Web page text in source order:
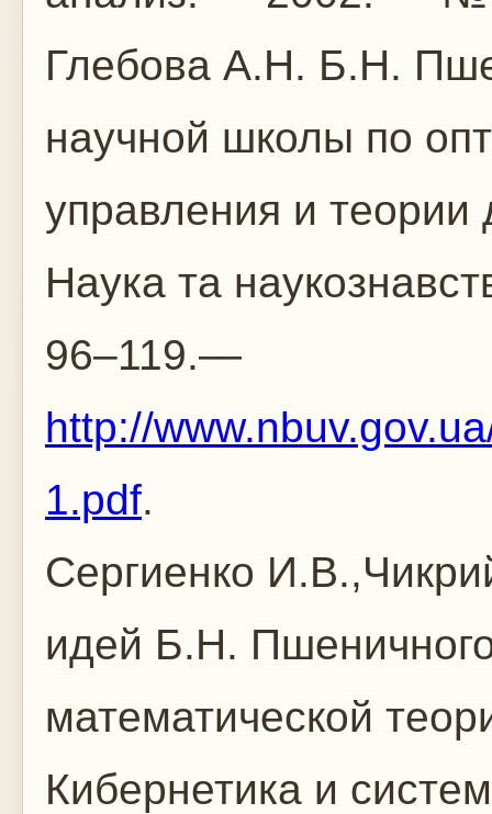
Глебова А.Н. Б.Н.
научной школы по
управления и
Наука та
96–119.—
http://
1.pdf.
Сергиенко
идей Б.Н.
математической
Кибернетика и